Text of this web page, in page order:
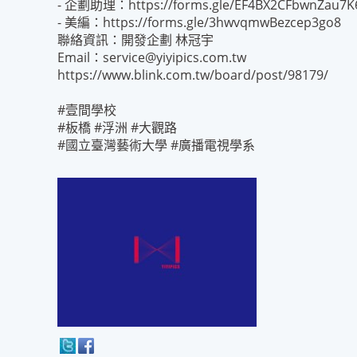
- 企劃助理： https://forms.gle/
- 美編： https://forms.gle/3hwvqmwBezcep3go8
聯絡資訊：開發企劃 林冠宇
Email：service@yiyipics.com.tw
https://www.blink.com.tw/board/post/98179/
#壹間學校
#板橋 #浮洲 #大觀路
#國立臺灣藝術大學 #廣播電視學系